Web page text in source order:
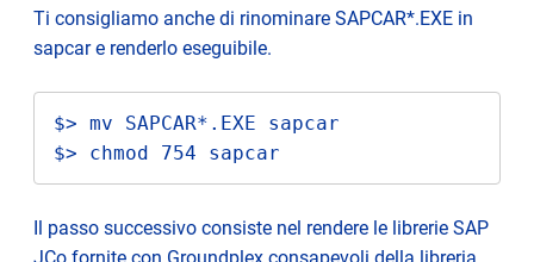
Ti consigliamo anche di rinominare SAPCAR*.EXE in
sapcar e renderlo eseguibile.
$> mv SAPCAR*.EXE sapcar
$> chmod 754 sapcar
Il passo successivo consiste nel rendere le librerie SAP